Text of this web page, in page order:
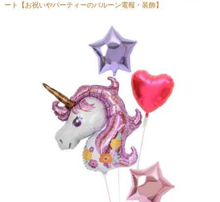
ート【お祝いやパーティーのバルーン電報・装飾】